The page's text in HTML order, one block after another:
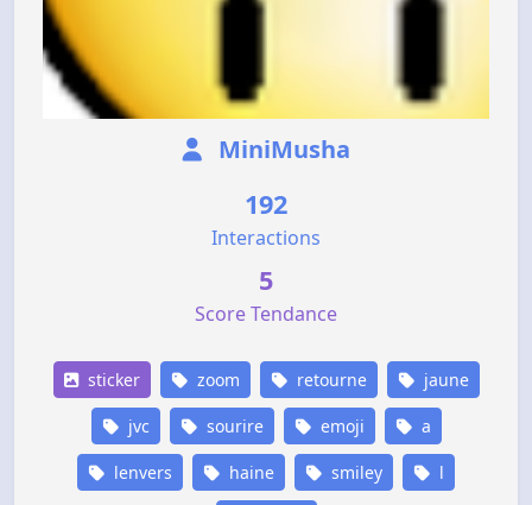
MiniMusha
192
Interactions
5
Score Tendance
sticker zoom retourne jaune
jvc sourire emoji a
lenvers haine smiley l